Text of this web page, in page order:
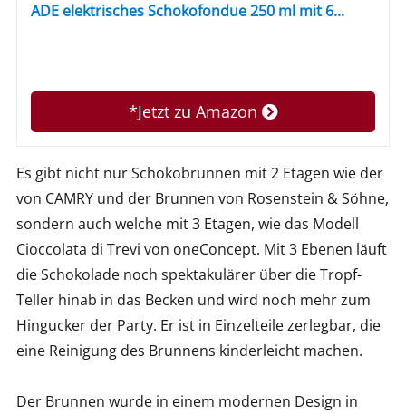
ADE elektrisches Schokofondue 250 ml mit 6...
*Jetzt zu Amazon
Es gibt nicht nur Schokobrunnen mit 2 Etagen wie der
von CAMRY und der Brunnen von Rosenstein & Söhne,
sondern auch welche mit 3 Etagen, wie das Modell
Cioccolata di Trevi von oneConcept. Mit 3 Ebenen läuft
die Schokolade noch spektakulärer über die Tropf-
Teller hinab in das Becken und wird noch mehr zum
Hingucker der Party. Er ist in Einzelteile zerlegbar, die
eine Reinigung des Brunnens kinderleicht machen.
Der Brunnen wurde in einem modernen Design in